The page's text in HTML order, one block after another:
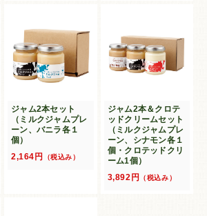
ジャム2本セット
（ミルクジャムプレ
ーン、バニラ各１
個）
2,164円
（税込み）
ジャム2本＆クロテ
ッドクリームセット
（ミルクジャムプレ
ーン、シナモン各１
個・クロテッドクリ
ーム1個）
3,892円
（税込み）